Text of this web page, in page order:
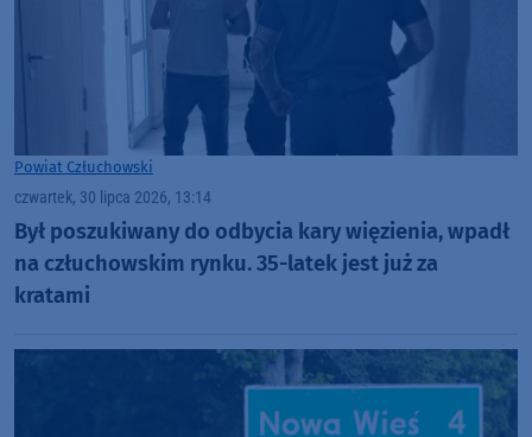
Powiat Człuchowski
czwartek, 30 lipca 2026, 13:14
Był poszukiwany do odbycia kary więzienia, wpadł
na człuchowskim rynku. 35-latek jest już za
kratami